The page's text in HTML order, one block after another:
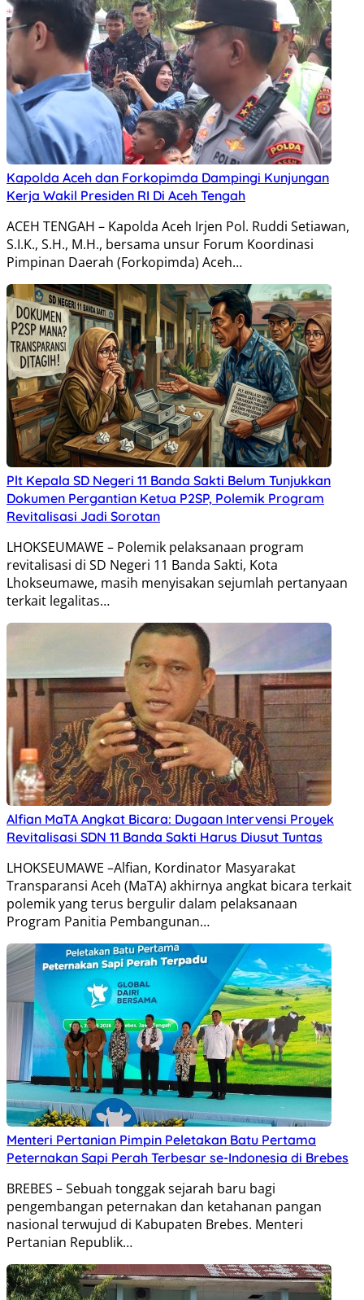
Kapolda Aceh dan Forkopimda Dampingi Kunjungan
Kerja Wakil Presiden RI Di Aceh Tengah
ACEH TENGAH – Kapolda Aceh Irjen Pol. Ruddi Setiawan,
S.I.K., S.H., M.H., bersama unsur Forum Koordinasi
Pimpinan Daerah (Forkopimda) Aceh…
Plt Kepala SD Negeri 11 Banda Sakti Belum Tunjukkan
Dokumen Pergantian Ketua P2SP, Polemik Program
Revitalisasi Jadi Sorotan
LHOKSEUMAWE – Polemik pelaksanaan program
revitalisasi di SD Negeri 11 Banda Sakti, Kota
Lhokseumawe, masih menyisakan sejumlah pertanyaan
terkait legalitas…
Alfian MaTA Angkat Bicara: Dugaan Intervensi Proyek
Revitalisasi SDN 11 Banda Sakti Harus Diusut Tuntas
LHOKSEUMAWE –Alfian, Kordinator Masyarakat
Transparansi Aceh (MaTA) akhirnya angkat bicara terkait
polemik yang terus bergulir dalam pelaksanaan
Program Panitia Pembangunan…
Menteri Pertanian Pimpin Peletakan Batu Pertama
Peternakan Sapi Perah Terbesar se-Indonesia di Brebes
BREBES – Sebuah tonggak sejarah baru bagi
pengembangan peternakan dan ketahanan pangan
nasional terwujud di Kabupaten Brebes. Menteri
Pertanian Republik…